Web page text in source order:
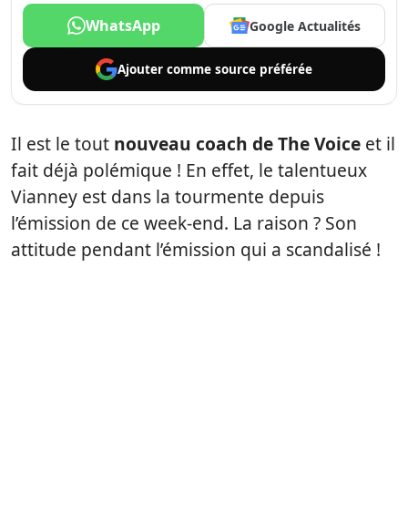
WhatsApp Google Actualités
Ajouter comme source préférée
Il est le tout nouveau coach de The Voice et il
fait déjà polémique ! En effet, le talentueux
Vianney est dans la tourmente depuis
l’émission de ce week-end. La raison ? Son
attitude pendant l’émission qui a scandalisé !